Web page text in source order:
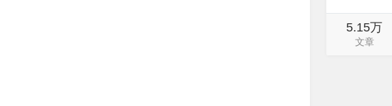
5.15万
文章